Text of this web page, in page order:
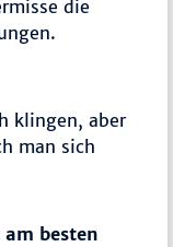
die
klingen, aber
man sich
besten